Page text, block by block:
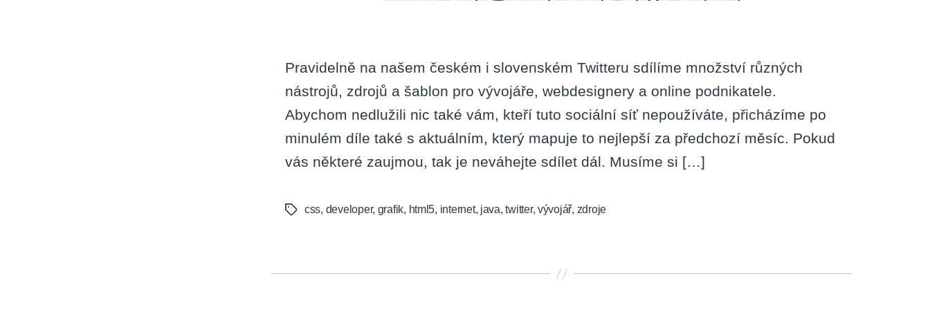
Pravidelně na našem českém i slovenském Twitteru sdílíme množství různých
nástrojů, zdrojů a šablon pro vývojáře, webdesignery a online podnikatele.
Abychom nedlužili nic také vám, kteří tuto sociální síť nepoužíváte, přicházíme po
minulém díle také s aktuálním, který mapuje to nejlepší za předchozí měsíc. Pokud
vás některé zaujmou, tak je neváhejte sdílet dál. Musíme si […]
Tagscss, developer, grafik, html5, internet, java,twitter, vývojář, zdroje